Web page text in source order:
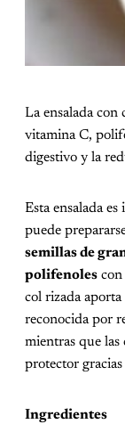
La ensalada con
vitamina C,
digestivo y la
Esta ensalada
puede
semillas de
polifenoles
col rizada
reconocida por
mientras que las
protector
Ingredientes